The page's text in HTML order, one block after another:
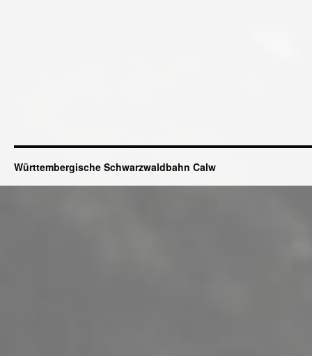
Württembergische Schwarzwaldbahn Calw